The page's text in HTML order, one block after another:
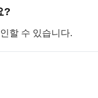
?
할 수 있습니다.